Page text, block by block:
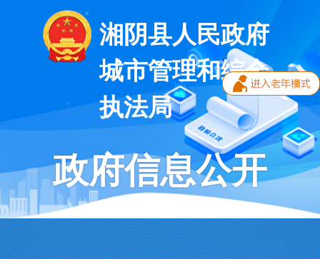
湘阴县人民政府
城市管理和综合
执法局
政府信息公开